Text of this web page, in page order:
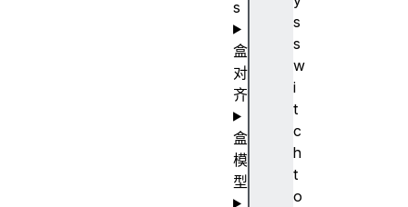
s
s
w
i
t
c
h
t
o
s
盒
对
齐
盒
模
型